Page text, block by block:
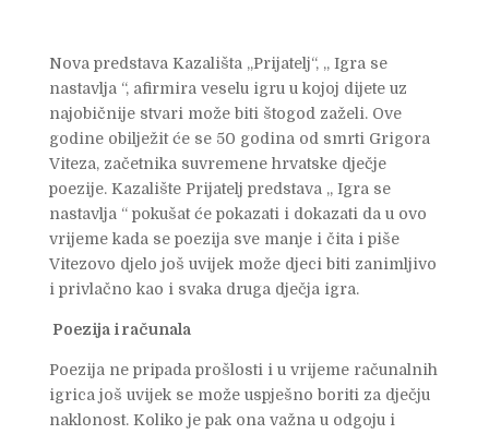
Nova predstava Kazališta „Prijatelj“, „ Igra se
nastavlja “, afirmira veselu igru u kojoj dijete uz
najobičnije stvari može biti štogod zaželi. Ove
godine obilježit će se 50 godina od smrti Grigora
Viteza, začetnika suvremene hrvatske dječje
poezije. Kazalište Prijatelj predstava „ Igra se
nastavlja “ pokušat će pokazati i dokazati da u ovo
vrijeme kada se poezija sve manje i čita i piše
Vitezovo djelo još uvijek može djeci biti zanimljivo
i privlačno kao i svaka druga dječja igra.
Poezija i računala
Poezija ne pripada prošlosti i u vrijeme računalnih
igrica još uvijek se može uspješno boriti za dječju
naklonost. Koliko je pak ona važna u odgoju i